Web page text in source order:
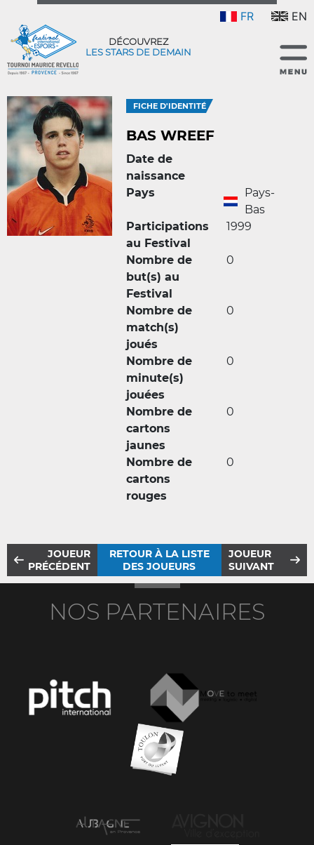
FR EN
DÉCOUVREZ
LES STARS DE DEMAIN
FICHE D'IDENTITÉ
BAS WREEF
Date de
naissance
Pays
Pays-
Bas
Participations
au Festival
1999
Nombre de
but(s) au
Festival
0
Nombre de
match(s)
joués
0
Nombre de
minute(s)
jouées
0
Nombre de
cartons
jaunes
0
Nombre de
cartons
rouges
0
JOUEUR
PRÉCÉDENT
RETOUR À LA LISTE
DES JOUEURS
JOUEUR
SUIVANT
NOS PARTENAIRES